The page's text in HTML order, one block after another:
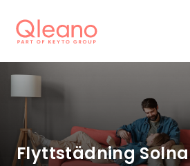
Flyttstädning Solna